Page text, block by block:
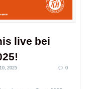
live bei
2025 0